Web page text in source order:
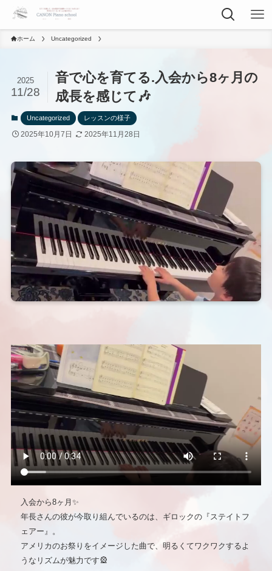
ホーム Uncategorized
音で心を育てる.入会から8ヶ月の
成長を感じて🎶
2025
11/28
Uncategorized レッスンの様子
2025年10月7日 2025年11月28日
入会から8ヶ月✨
年長さんの彼が今取り組んでいるのは、ギロックの『ステイトフ
ェアー』。
アメリカのお祭りをイメージした曲で、明るくてワクワクするよ
うなリズムが魅力です🎡